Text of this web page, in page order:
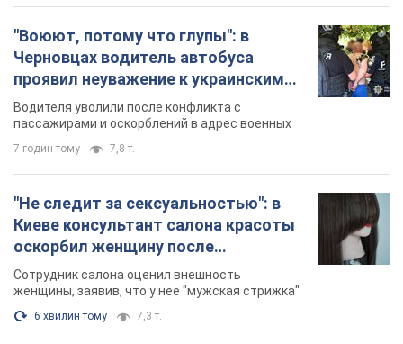
"Воюют, потому что глупы": в
Черновцах водитель автобуса
проявил неуважение к украинским
военным и поплатился за это.
Видео
Водителя уволили после конфликта с
пассажирами и оскорблений в адрес военных
7 годин тому 7,8 т.
"Не следит за сексуальностью": в
Киеве консультант салона красоты
оскорбил женщину после
химиотерапии, разгорелся скандал.
Фото
Сотрудник салона оценил внешность
женщины, заявив, что у нее "мужская стрижка"
6 хвилин тому 7,3 т.